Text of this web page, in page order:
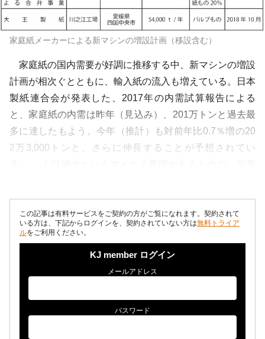
家庭紙メーカーによる新マシンの増設計画（移設含む）
家庭紙の国内需要が好調に推移する中、新マシンの増設
計画が相次ぐとともに、輸入紙の流入も増えている。日本
製紙連合会が発表した、2017年の内需試算報告による
と、家庭紙の内需は昨年（見込み）、201万トンと過去最
多に達したもよう。今年（推計）も対前年比0.7％増の20
2万3,000トンと、さらに伸長することが予想されてい
この記事は有料サービスをご契約の方がご覧になれます。契約されて
いる方は、下記からログインを、契約されていない方は無料トライア
ルをご利用ください。
KJ member ログイン
メールアドレス
パスワード